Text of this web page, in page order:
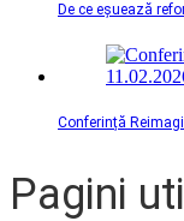
De ce eșuează
Conferință
Pagini